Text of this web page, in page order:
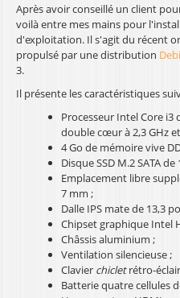
Après avoir conseillé un client
voilà entre mes mains pour
d'exploitation. Il s'agit du récent
propulsé par une distribution
3.
Il présente les caractéristiques
Processeur Intel Core i3
double cœur à 2,3 GHz
4 Go de mémoire vive
Disque SSD M.2 SATA de
Emplacement libre
7 mm ;
Dalle IPS mate de 13,3
Chipset graphique Intel
Châssis aluminium ;
Ventilation silencieuse ;
Clavier chicletrétro-
Batterie quatre cellules
n
c
i
p